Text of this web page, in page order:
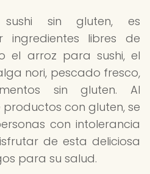
sin gluten, es
ingredientes libres de
el arroz para sushi, el
nori, pescado fresco,
sin gluten. Al
con gluten, se
con intolerancia
de esta deliciosa
para su salud.